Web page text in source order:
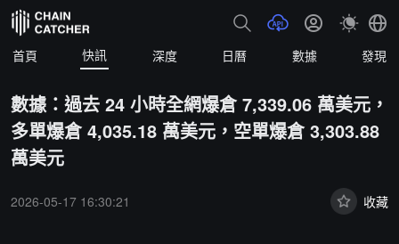
首頁 快訊 深度 日曆 數據 發現
數據：過去 24 小時全網爆倉 7,339.06 萬美元，
多單爆倉 4,035.18 萬美元，空單爆倉 3,303.88
萬美元
2026-05-17 16:30:21 收藏